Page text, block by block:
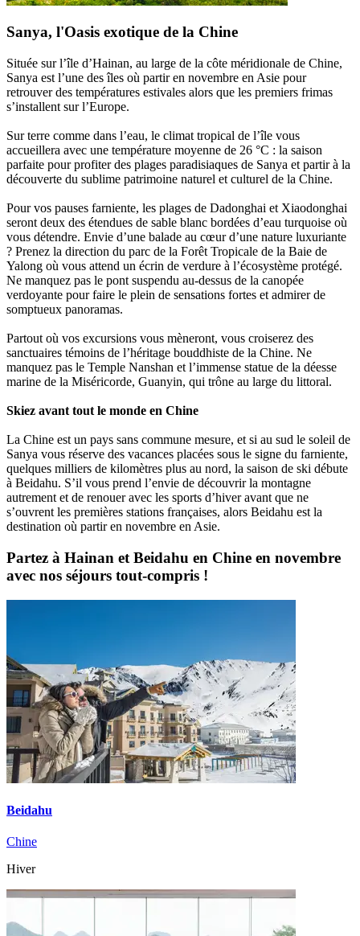
Sanya, l'Oasis exotique de la Chine
Située sur l’île d’Hainan, au large de la côte méridionale de Chine,
Sanya est l’une des îles où partir en novembre en Asie pour
retrouver des températures estivales alors que les premiers frimas
s’installent sur l’Europe.
Sur terre comme dans l’eau, le climat tropical de l’île vous
accueillera avec une température moyenne de 26 °C : la saison
parfaite pour profiter des plages paradisiaques de Sanya et partir à la
découverte du sublime patrimoine naturel et culturel de la Chine.
Pour vos pauses farniente, les plages de Dadonghai et Xiaodonghai
seront deux des étendues de sable blanc bordées d’eau turquoise où
vous détendre. Envie d’une balade au cœur d’une nature luxuriante
? Prenez la direction du parc de la Forêt Tropicale de la Baie de
Yalong où vous attend un écrin de verdure à l’écosystème protégé.
Ne manquez pas le pont suspendu au-dessus de la canopée
verdoyante pour faire le plein de sensations fortes et admirer de
somptueux panoramas.
Partout où vos excursions vous mèneront, vous croiserez des
sanctuaires témoins de l’héritage bouddhiste de la Chine. Ne
manquez pas le Temple Nanshan et l’immense statue de la déesse
marine de la Miséricorde, Guanyin, qui trône au large du littoral.
Skiez avant tout le monde en Chine
La Chine est un pays sans commune mesure, et si au sud le soleil de
Sanya vous réserve des vacances placées sous le signe du farniente,
quelques milliers de kilomètres plus au nord, la saison de ski débute
à Beidahu. S’il vous prend l’envie de découvrir la montagne
autrement et de renouer avec les sports d’hiver avant que ne
s’ouvrent les premières stations françaises, alors Beidahu est la
destination où partir en novembre en Asie.
Partez à Hainan et Beidahu en Chine en novembre
avec nos séjours tout-compris !
Beidahu
Chine
Hiver